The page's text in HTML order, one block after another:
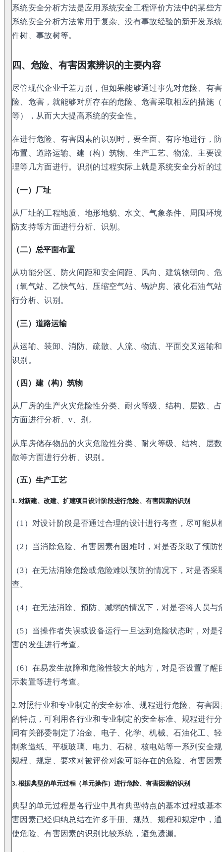
系统安全分析方法是应用系统安全工程评价方法中的某些
系统安全分析方法常用于复杂、没有事故经验的新开发系
件树、事故树等。
四、危险、有害因素辨识的主要内容
尽管现代企业千差万别，但如果能够通过事先对危险、有
险、危害，就能够对所存在的危险、危害采取相应的措施
等），从而大大提高系统的安全性。
在进行危险、有害因素的识别时，要全面、有序地进行，
布置、道路运输、建（构）筑物、生产工艺、物流、主要
理等几方面进行。识别的过程实际上就是系统安全分析的
（一）厂址
从厂址的工程地质、地形地貌、水文、气象条件、周围环
防支持等方面进行分析、识别。
（二）总平面布置
从功能分区、防火间距和安全间距、风向、建筑物朝向、
（氧气站、乙快气站、压缩空气站、锅炉房、液化石油气
行分析、识别。
（三）道路运输
从运输、装卸、消防、疏散、人流、物流、平面交叉运输
识别。
（四）建（构）筑物
从厂房的生产火灾危险性分类、耐火等级、结构、层数、
方面进行分析、v、别。
从库房储存物品的火灾危险性分类、耐火等级、结构、层
散等方面进行分析、识别。
（五）生产工艺
1. 对新建、改建、扩建项目设计阶段进行危险、有害因素的识别
（1）对设计阶段是否通过合理的设计进行考查，尽可能
（2）当消除危险、有害因素有困难时，对是否采取了预
（3）在无法消除危险或危险难以预防的情况下，对是否
查。
（4）在无法消除、预防、减弱的情况下，对是否将人员
（5）当操作者失误或设备运行一旦达到危险状态时，对
害的发生进行考查。
（6）在易发生故障和危险性较大的地方，对是否设置了
示装置等进行考查。
2.对照行业和专业制定的安全标准、规程进行危险、有害
的特点，可利用各行业和专业制定的安全标准、规程进行
同有关部委制定了冶金、电子、化学、机械、石油化工、
制浆造纸、平板玻璃、电力、石棉、核电站等一系列安全
规程、规定、要求对被评价对象可能存在的危险、有害因
3. 根据典型的单元过程（单元操作）进行危险、有害因素的识别
典型的单元过程是各行业中具有典型特点的基本过程或基
害因素已经归纳总结在许多手册、规范、规程和规定中，
使危险、有害因素的识别比较系统，避免遗漏。